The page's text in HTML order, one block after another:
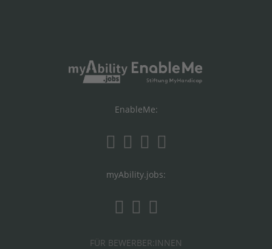
EnableMe:
myAbility.jobs:
FÜR BEWERBER:INNEN